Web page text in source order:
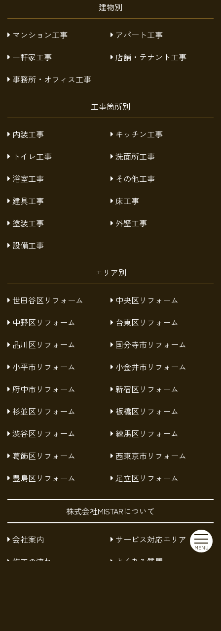
MENU
建物別
マンション工事
アパート工事
一軒家工事
店舗・テナント工事
事務所・オフィス工事
工事箇所別
内装工事
キッチン工事
トイレ工事
洗面所工事
浴室工事
その他工事
建具工事
床工事
塗装工事
外壁工事
設備工事
エリア別
世田谷区リフォーム
中央区リフォーム
中野区リフォーム
台東区リフォーム
品川区リフォーム
国分寺市リフォーム
小平市リフォーム
小金井市リフォーム
府中市リフォーム
新宿区リフォーム
杉並区リフォーム
板橋区リフォーム
渋谷区リフォーム
練馬区リフォーム
葛飾区リフォーム
西東京市リフォーム
豊島区リフォーム
足立区リフォーム
株式会社MISTARについて
会社案内
サービス対応エリア
施工の流れ
よくある質問